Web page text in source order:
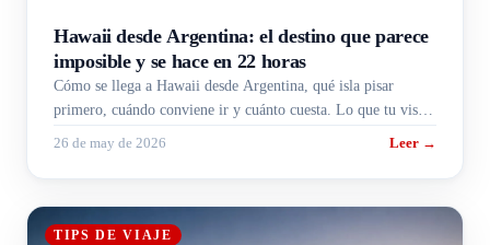
Hawaii desde Argentina: el destino que parece
imposible y se hace en 22 horas
Cómo se llega a Hawaii desde Argentina, qué isla pisar
primero, cuándo conviene ir y cuánto cuesta. Lo que tu visa
B1/B2 ya te cubre.
26 de may de 2026 Leer →
TIPS DE VIAJE